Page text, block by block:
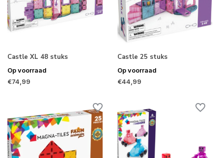
Castle XL 48 stuks
Op voorraad
€74,99
Castle 25 stuks
Op voorraad
€44,99